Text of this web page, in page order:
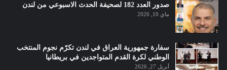
صدور العدد 182 لصحيفة الحدث الاسبوعي من لندن
ماي 10, 2026
سفارة جمهورية العراق في لندن تكرّم نجوم المنتخب
الوطني لكرة القدم المتواجدين في بريطانيا
أبريل 27, 2026